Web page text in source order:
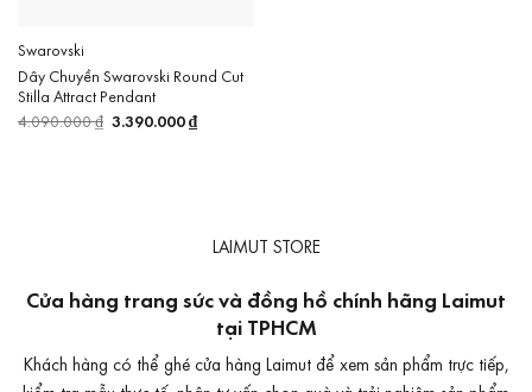
Swarovski
Dây Chuyền Swarovski Round Cut
Stilla Attract Pendant
4.090.000₫ Giá
gốc
3.390.000₫Giá
hiện
LAIMUT STORE
Cửa hàng trang sức và đồng hồ chính hãng Laimut
tại TPHCM
Khách hàng có thể ghé cửa hàng Laimut để xem sản phẩm trực tiếp,